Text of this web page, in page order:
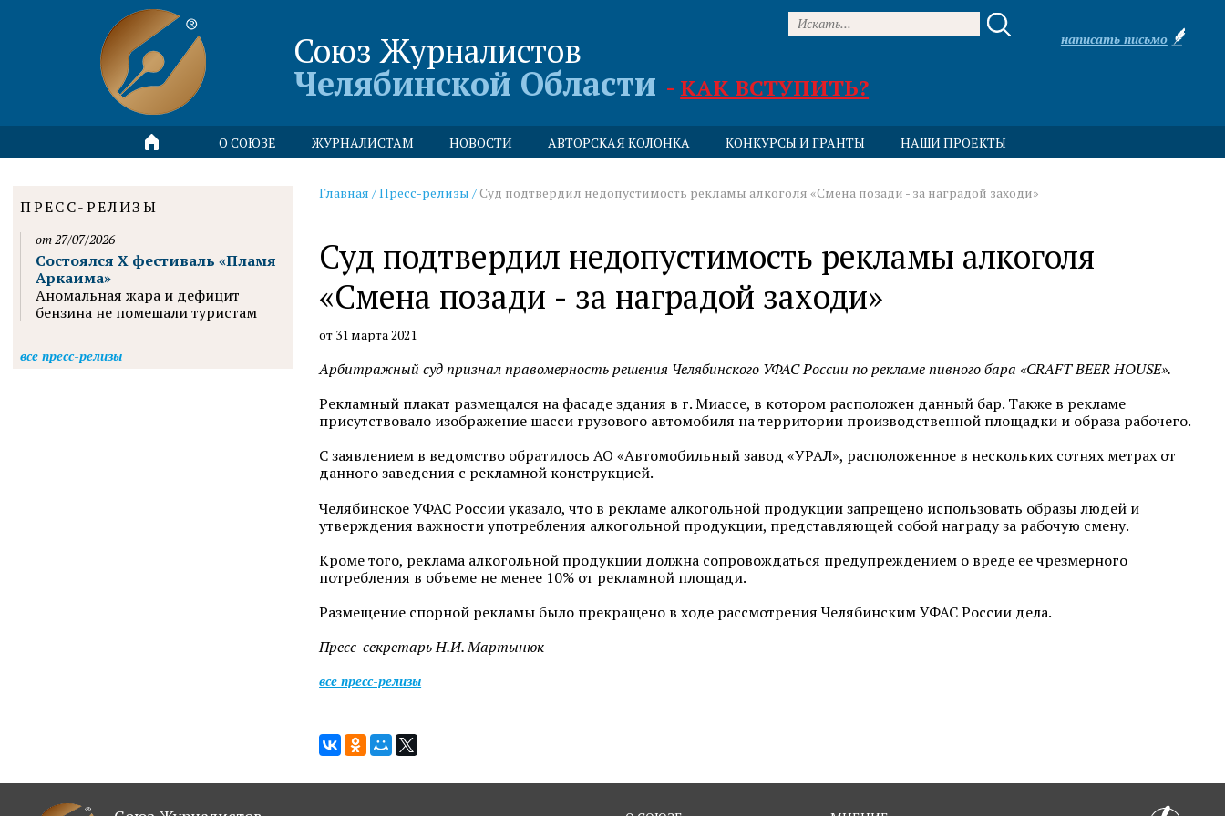
Союз Журналистов
Челябинской Области - КАК ВСТУПИТЬ?
написать письмо
О СОЮЗЕ ЖУРНАЛИСТАМ НОВОСТИ АВТОРСКАЯ КОЛОНКА КОНКУРСЫ И ГРАНТЫ НАШИ ПРОЕКТЫ
Главная /Пресс-релизы /Суд подтвердил недопустимость рекламы алкоголя «Смена позади - за наградой заходи»
Суд подтвердил недопустимость рекламы алкоголя
«Смена позади - за наградой заходи»
от 31 марта 2021
Арбитражный суд признал правомерность решения Челябинского УФАС России порекламе пивного бара «CRAFT BEER HOUSE».
Рекламный плакат размещался на фасаде здания в г. Миассе, в котором расположен данный бар. Также в рекламе
присутствовало изображение шасси грузового автомобиля на территории производственной площадки и образа рабочего.
С заявлением в ведомство обратилось АО «Автомобильный завод «УРАЛ», расположенное в нескольких сотнях метрах от
данного заведения с рекламной конструкцией.
Челябинское УФАС России указало, что в рекламе алкогольной продукции запрещено использовать образы людей и
утверждения важности употребления алкогольной продукции, представляющей собой награду за рабочую смену.
Кроме того, реклама алкогольной продукции должна сопровождаться предупреждением о вреде ее чрезмерного
потребления в объеме не менее 10% от рекламной площади.
Размещение спорной рекламы было прекращено в ходе рассмотрения Челябинским УФАС России дела.
Пресс-секретарь Н.И. Мартынюк
все пресс-релизы
ПРЕСС-РЕЛИЗЫ
от 27/07/2026
Состоялся X фестиваль «Пламя
Аркаима»
Аномальная жара и дефицит
бензина не помешали туристам
все пресс-релизы